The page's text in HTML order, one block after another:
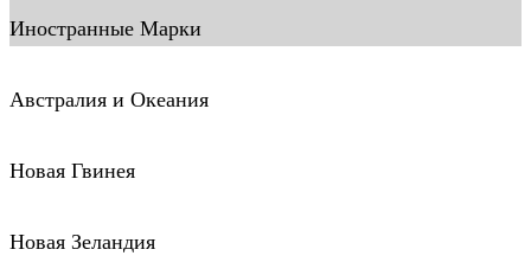
Иностранные Марки
Австралия и Океания
Новая Гвинея
Новая Зеландия